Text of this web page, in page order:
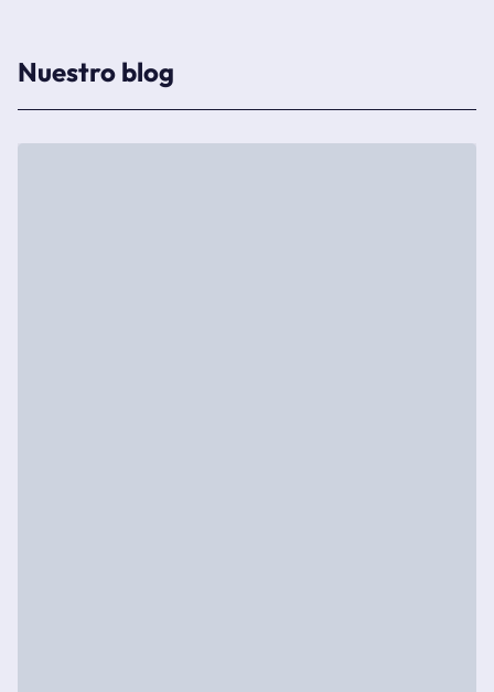
Nuestro blog